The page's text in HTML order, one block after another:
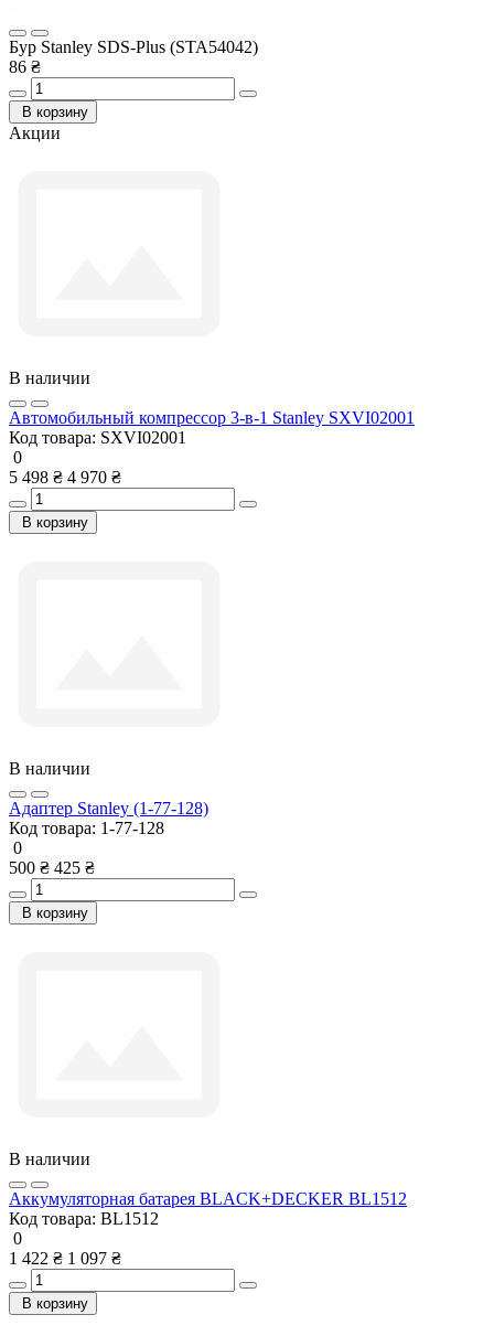
Бур Stanley SDS-Plus (STA54042)
86 ₴
В корзину
Акции
В наличии
Автомобильный компрессор 3-в-1 Stanley SXVI02001
Код товара: SXVI02001
0
5 498 ₴ 4 970 ₴
В корзину
В наличии
Адаптер Stanley (1-77-128)
Код товара: 1-77-128
0
500 ₴ 425 ₴
В корзину
В наличии
Аккумуляторная батарея BLACK+DECKER BL1512
Код товара: BL1512
0
1 422 ₴ 1 097 ₴
В корзину